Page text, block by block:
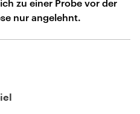
zu einer Probe vor der
nur angelehnt.